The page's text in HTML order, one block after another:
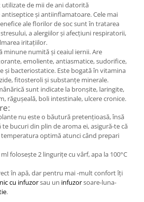
de mii de ani datorită
și antiinflamatoare. Cele mai
ale florilor de soc sunt în tratarea
a alergiilor și afecțiuni respiratorii,
iritațiilor.
minune numită și ceaiul iernii. Are
emoliente, antiasmatice, sudorifice,
și bacteriostatice. Este bogată în vitamina
fitosteroli și substanțe minerale.
sunt indicate la bronșite, laringite,
răgușeală, boli intestinale, ulcere cronice.
nu este o băutură pretențioasă, însă
te bucuri din plin de aroma ei, asigură-te că
optimă atunci când prepari
folosește 2 lingurițe cu vârf, apa la 100°C
în apă, dar pentru mai -mult confort îți
cu infuzorsau un infuzorsoare-luna-
.